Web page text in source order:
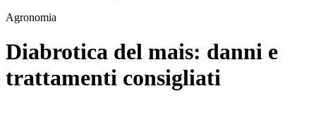
Agronomia
Diabrotica del mais: danni e
trattamenti consigliati